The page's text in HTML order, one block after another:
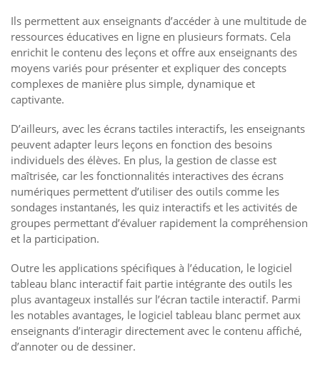
Ils permettent aux enseignants d’accéder à une multitude de
ressources éducatives en ligne en plusieurs formats. Cela
enrichit le contenu des leçons et offre aux enseignants des
moyens variés pour présenter et expliquer des concepts
complexes de manière plus simple, dynamique et
captivante.
D’ailleurs, avec les écrans tactiles interactifs, les enseignants
peuvent adapter leurs leçons en fonction des besoins
individuels des élèves. En plus, la gestion de classe est
maîtrisée, car les fonctionnalités interactives des écrans
numériques permettent d’utiliser des outils comme les
sondages instantanés, les quiz interactifs et les activités de
groupes permettant d’évaluer rapidement la compréhension
et la participation.
Outre les applications spécifiques à l’éducation, le logiciel
tableau blanc interactif fait partie intégrante des outils les
plus avantageux installés sur l’écran tactile interactif. Parmi
les notables avantages, le logiciel tableau blanc permet aux
enseignants d’interagir directement avec le contenu affiché,
d’annoter ou de dessiner.